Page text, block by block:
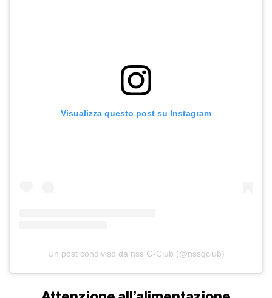
Visualizza questo post su Instagram
Un post condiviso da nss G-Club (@nssgclub)